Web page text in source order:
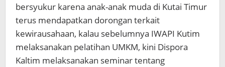
bersyukur karena anak-anak muda di Kutai Timur
terus mendapatkan dorongan terkait
kewirausahaan, kalau sebelumnya IWAPI Kutim
melaksanakan pelatihan UMKM, kini Dispora
Kaltim melaksanakan seminar tentang